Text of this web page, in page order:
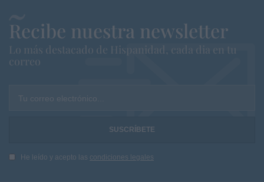
Recibe nuestra newsletter
Lo más destacado de Hispanidad, cada dia en tu
correo
Tu correo electrónico...
He leído y acepto las condiciones legales